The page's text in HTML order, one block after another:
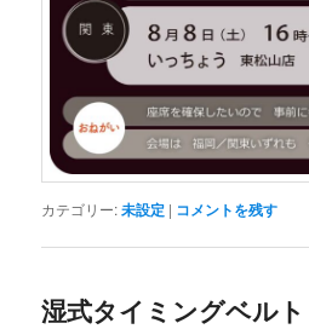
カテゴリー:未設定 | コメントを残す
湿式タイミングベルト